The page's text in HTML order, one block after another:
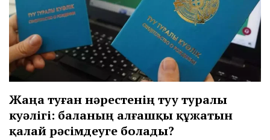
Жаңа туған нәрестенің туу туралы
куәлігі: баланың алғашқы құжатын
қалай рәсімдеуге болады?